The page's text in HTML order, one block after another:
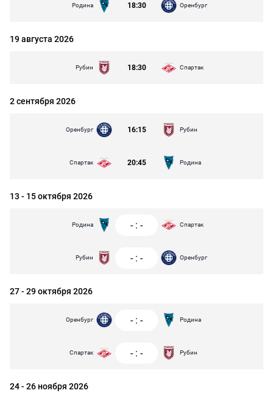
Родина 18:30 Оренбург
19 августа 2026
Рубин 18:30 Спартак
2 сентября 2026
Оренбург 16:15 Рубин
Спартак 20:45 Родина
13 - 15 октября 2026
Родина -: - Спартак
Рубин -: - Оренбург
27 - 29 октября 2026
Оренбург -: - Родина
Спартак -: - Рубин
24 - 26 ноября 2026